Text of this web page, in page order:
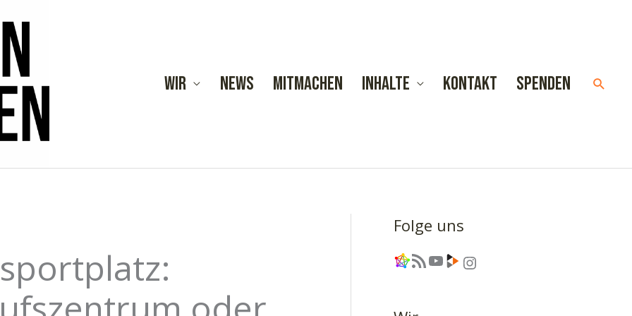
Wir News Mitmachen Inhalte Kontakt Spenden
Folge uns
Link RSS-Feed YouTube Link Instagram